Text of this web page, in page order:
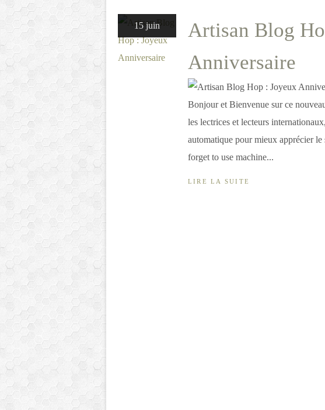
15 juin
Artisan Blog
Anniversaire
Bonjour et Bienvenue sur ce
les lectrices et lecteurs
automatique pour mieux apprécier
forget to use machine...
LIRE LA SUITE